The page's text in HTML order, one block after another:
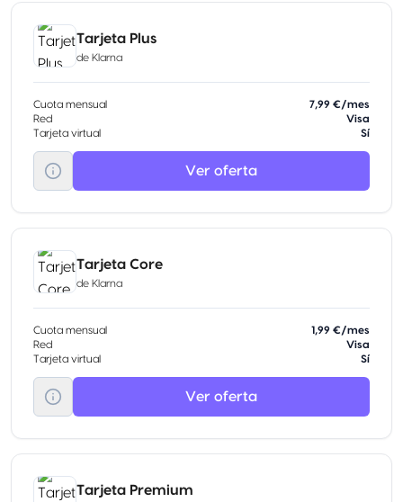
Tarjeta Plus
de Klarna
Cuota mensual
7,99 €/mes
Red
Visa
Tarjeta virtual
Sí
Ver oferta
Tarjeta Core
de Klarna
Cuota mensual
1,99 €/mes
Red
Visa
Tarjeta virtual
Sí
Ver oferta
Tarjeta Premium